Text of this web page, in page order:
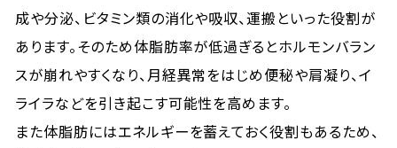
成や分泌、ビタミン類の消化や吸収、運搬といった役割が
あります。そのため体脂肪率が低過ぎるとホルモンバラン
スが崩れやすくなり、月経異常をはじめ便秘や肩凝り、イ
ライラなどを引き起こす可能性を高めます。
また体脂肪にはエネルギーを蓄えておく役割もあるため、